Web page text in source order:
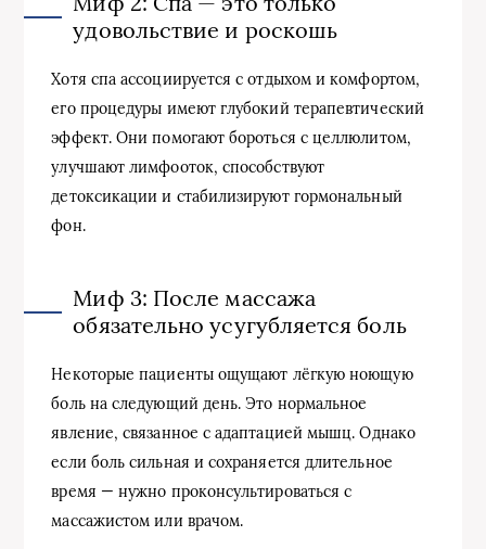
удовольствие и роскошь
Хотя спа ассоциируется с отдыхом и комфортом,
его процедуры имеют глубокий терапевтический
эффект. Они помогают бороться с целлюлитом,
улучшают лимфооток, способствуют
детоксикации и стабилизируют гормональный
фон.
Миф 3: После массажа
обязательно усугубляется боль
Некоторые пациенты ощущают лёгкую ноющую
боль на следующий день. Это нормальное
явление, связанное с адаптацией мышц. Однако
если боль сильная и сохраняется длительное
время — нужно проконсультироваться с
массажистом или врачом.